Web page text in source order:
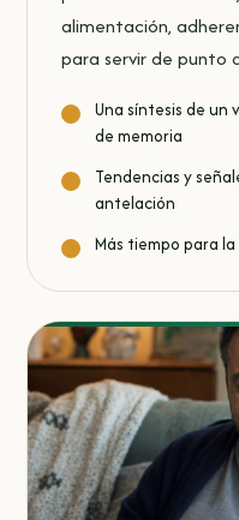
alimentación,
para servir de punto
Una síntesis de un
de memoria
Tendencias y
antelación
Más tiempo para